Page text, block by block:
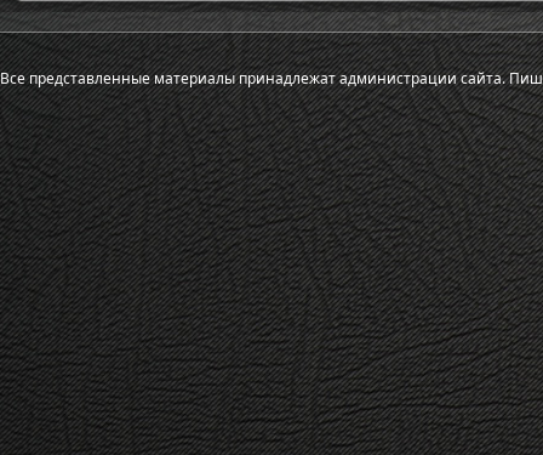
Все представленные материалы принадлежат администрации сайта.